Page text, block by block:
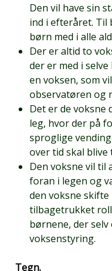
Den vil have sin
ind i efteråret. Til
børn med i alle
Der er altid to
der er med i
en voksen, som
observatøren og
Det er de
leg, hvor der på
sproglige
over tid skal
Den voksne vil til
foran i legen og
den voksne
tilbagetrukket
børnene, der
voksenstyring.
Tegn.